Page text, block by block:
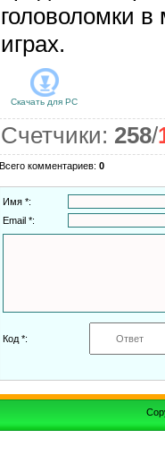
головоломки в
играх.
Скачать для PC
Счетчики: 258/
Всего комментариев: 0
Имя *:
Email *:
Код *: